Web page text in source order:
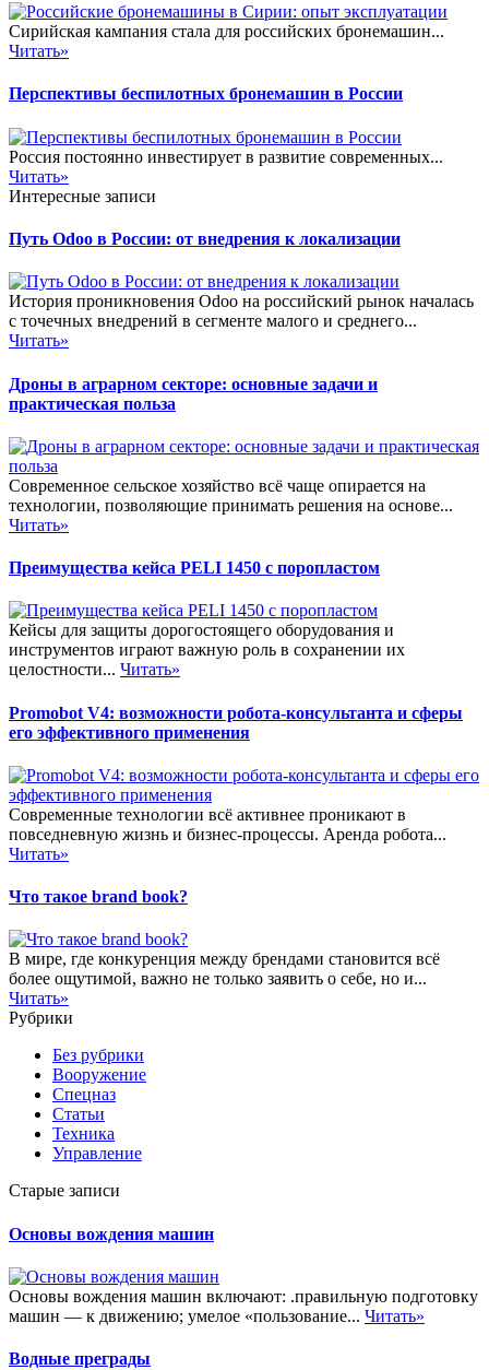
Сирийская кампания стала для российских бронемашин...
Читать»
Перспективы беспилотных бронемашин в России
Россия постоянно инвестирует в развитие современных...
Читать»
Интересные записи
Путь Odoo в России: от внедрения к локализации
История проникновения Odoo на российский рынок началась
с точечных внедрений в сегменте малого и среднего...
Читать»
Дроны в аграрном секторе: основные задачи и
практическая польза
Современное сельское хозяйство всё чаще опирается на
технологии, позволяющие принимать решения на основе...
Читать»
Преимущества кейса PELI 1450 с поропластом
Кейсы для защиты дорогостоящего оборудования и
инструментов играют важную роль в сохранении их
целостности... Читать»
Promobot V4: возможности робота-консультанта и сферы
его эффективного применения
Современные технологии всё активнее проникают в
повседневную жизнь и бизнес-процессы. Аренда робота...
Читать»
Что такое brand book?
В мире, где конкуренция между брендами становится всё
более ощутимой, важно не только заявить о себе, но и...
Читать»
Рубрики
Без рубрики
Вооружение
Спецназ
Статьи
Техника
Управление
Старые записи
Основы вождения машин
Основы вождения машин включают: .правильную подготовку
машин — к движению; умелое «пользование... Читать»
Водные преграды